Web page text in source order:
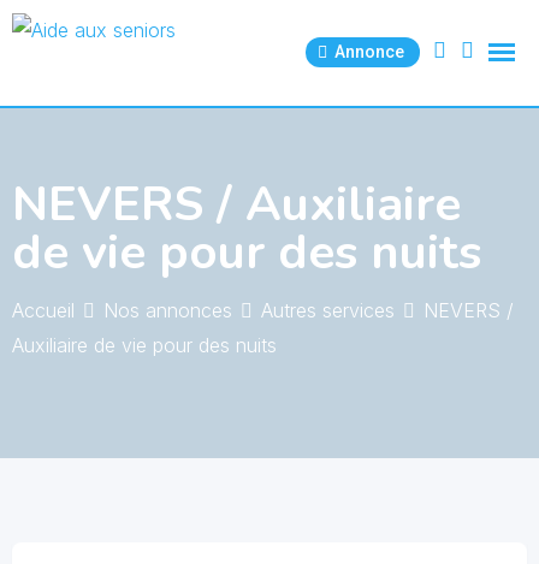
Skip
Annonce
NEVERS / Auxiliaire
de vie pour des nuits
Accueil Nos annonces Autres services
NEVERS /
Auxiliaire de vie pour des nuits